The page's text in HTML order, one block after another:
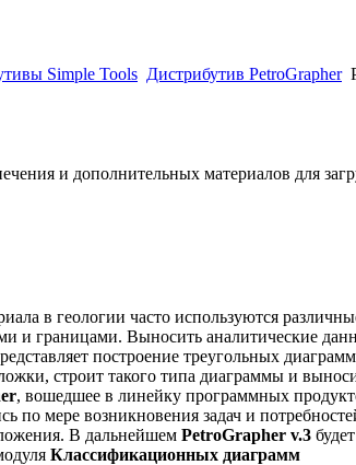
Simple Tools Дистрибутив PetroGrapher
и дополнительных материалов для
в геологии часто используются
и границами. Выносить аналитические
построение треугольных
строит такого типа диаграммы и
, вошедшее в линейку программных
по мере возникновения задач и
В дальнейшем PetroGrapher v.3
Классификационных диаграмм